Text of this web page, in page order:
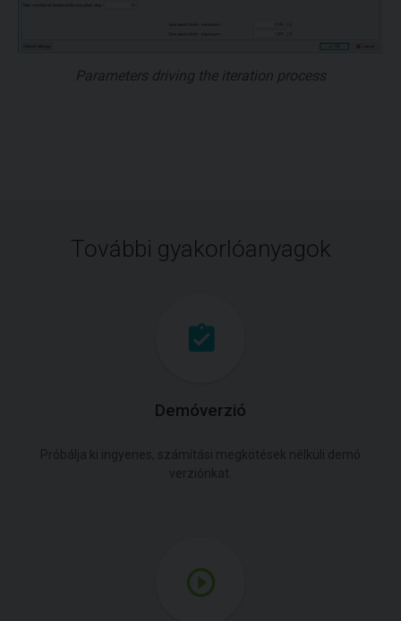
Parameters driving the iteration process
További gyakorlóanyagok
Demóverzió